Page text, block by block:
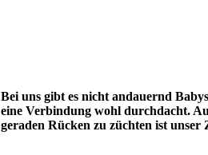
Bei uns gibt es nicht andauernd
eine Verbindung wohl durchdacht.
geraden Rücken zu züchten ist unser